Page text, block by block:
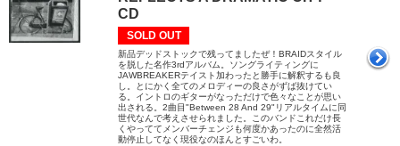
CD
SOLD OUT
新品デッドストックで残ってましたぜ！BRAIDスタイル
を脱した名作3rdアルバム。ソングライティングに
JAWBREAKERテイスト加わったと勝手に解釈するも良
し。とにかく全てのメロディーの良さがずば抜けてい
る。イントロのギターがなっただけで色々なことが思い
出される。2曲目"Between 28 And 29"リアルタイムに同
世代なんで考えさせられました。このバンドこれだけ長
くやっててメンバーチェンジも何度かあったのに全然活
動停止してなく現役なのほんとすごいわ。